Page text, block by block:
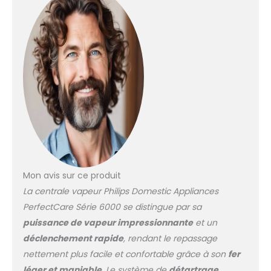
centrales vapeur Philips
garantit que votre fer à
repasser vapeur ne
brûlera jamais les
tissus à repasser,
même s'il repose sur
vos vêtements ou
votre planche à
repasser SEMELLE
STEAMGLIDE ADVANCED :
Le revêtement de 6
expérience de
repassage agréable. La
base en acier
inoxydable offre une
résistance forte aux
rayures pour une
Mon avis sur ce produit
La centrale vapeur Philips Domestic Appliances
PerfectCare Série 6000 se distingue par sa
puissance de vapeur impressionnanteet un
déclenchement rapide, rendant le repassage
nettement plus facile et confortable grâce à son fer